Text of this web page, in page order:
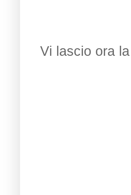
Vi lascio ora